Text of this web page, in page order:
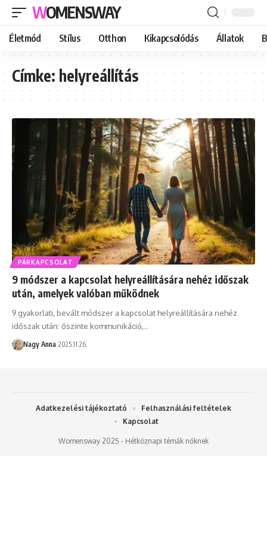
WOMENSWAY
Életmód Stílus Otthon Kikapcsolódás Állatok
Címke:helyreállítás
PÁRKAPCSOLAT
9 módszer a kapcsolat helyreállítására nehéz időszak
után, amelyek valóban működnek
9 gyakorlati, bevált módszer a kapcsolat helyreállítására nehéz
időszak után: őszinte kommunikáció,…
Nagy Anna 2025.11.26.
Womensway 2025 - Hétköznapi témák nőknek
Adatkezelési tájékoztató
Felhasználási feltételek
Kapcsolat